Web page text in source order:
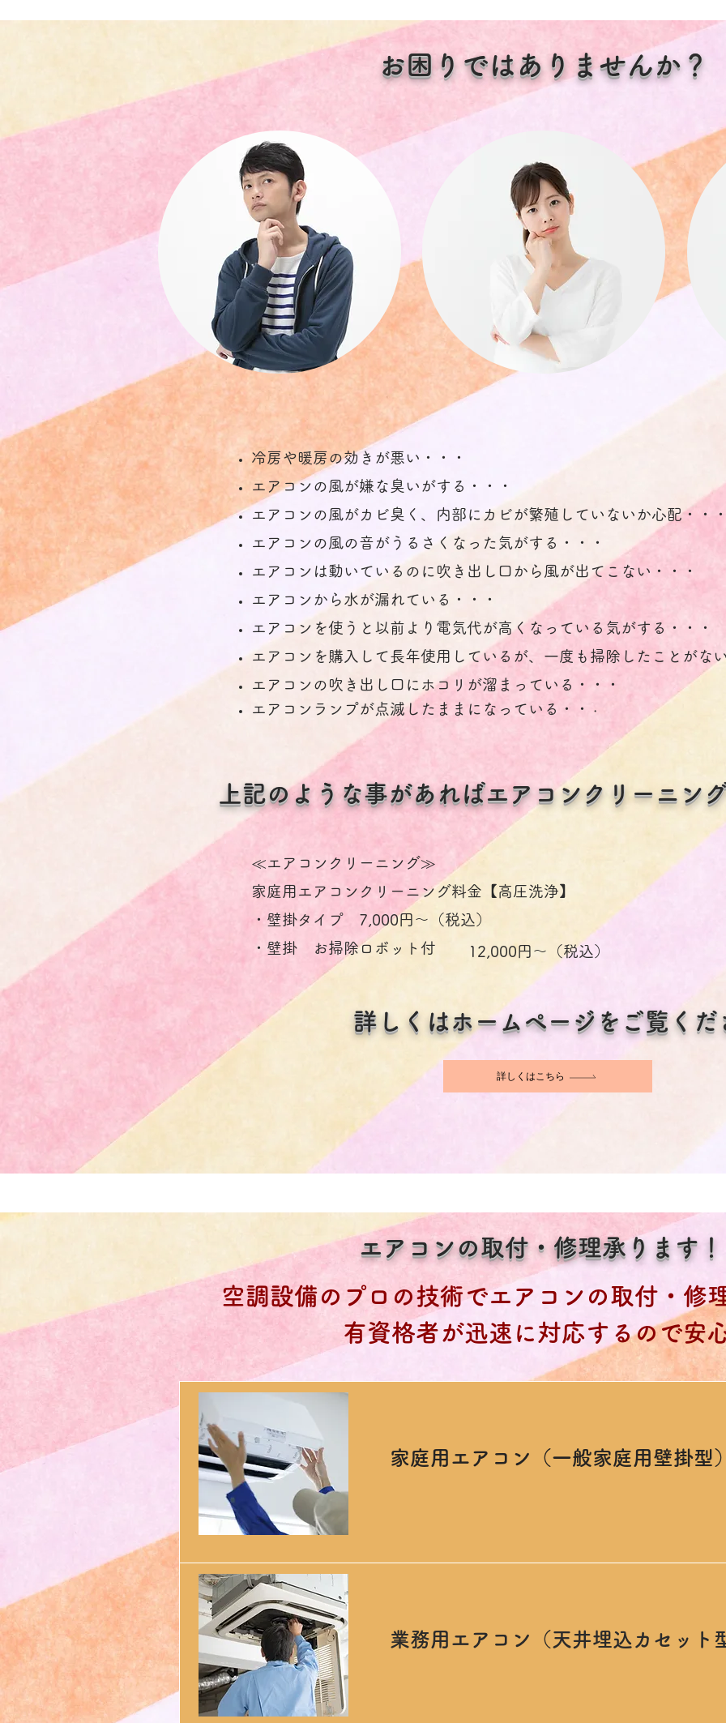
お困りではありませんか？
冷房や暖房の効きが悪い・・・
エアコンの風が嫌な臭いがする・・・
エアコンの風がカビ臭く、内部にカビが繁殖していないか心配・・
エアコンの風の音がうるさくなった気がする・・・
エアコンは動いているのに吹き出し口から風が出てこない・・・
エアコンから水が漏れている・・・
エアコンを使うと以前より電気代が高くなっている気がする・・・
エアコンを購入して長年使用しているが、一度も掃除したことがな
エアコンの吹き出し口にホコリが溜まっている・・・
エアコンランプが点滅したままになっている・・
・
上記のような事があればエアコンクリーニン
≪エアコンクリーニング≫
家庭用エアコンクリーニング料金【高圧洗浄】
・壁掛タイプ 7,000円～（税込）
・壁掛 お掃除ロボット付
詳しくはホームページをご覧くだ
詳しくはこちら
12,000円～（税込）
エアコンの取付・修理承ります！
空調設備のプロの技術でエアコンの取付・修
有資格者が迅速に対応するので安
家庭用エアコン（一般家庭用壁掛型
業務用エアコン（天井埋込カセット